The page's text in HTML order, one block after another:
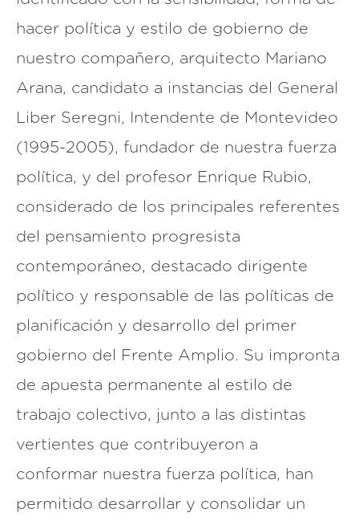
hacer política y estilo de gobierno de
nuestro compañero, arquitecto Mariano
Arana, candidato a instancias del General
Liber Seregni, Intendente de Montevideo
(1995-2005), fundador de nuestra fuerza
política, y del profesor Enrique Rubio,
considerado de los principales referentes
del pensamiento progresista
contemporáneo, destacado dirigente
político y responsable de las políticas de
planificación y desarrollo del primer
gobierno del Frente Amplio. Su impronta
de apuesta permanente al estilo de
trabajo colectivo, junto a las distintas
vertientes que contribuyeron a
conformar nuestra fuerza política, han
permitido desarrollar y consolidar un